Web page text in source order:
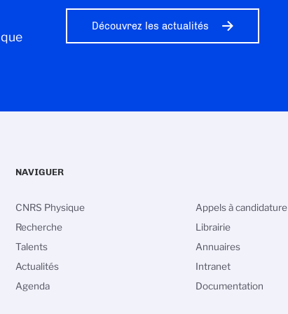
Découvrez les actualités
NAVIGUER
CNRS Physique
Recherche
Talents
Actualités
Agenda
Appels à candidature
Librairie
Annuaires
Intranet
Documentation